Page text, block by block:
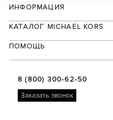
ИНФОРМАЦИЯ
КАТАЛОГ MICHAEL KORS
ПОМОЩЬ
8 (800) 300-62-50
Заказать звонок